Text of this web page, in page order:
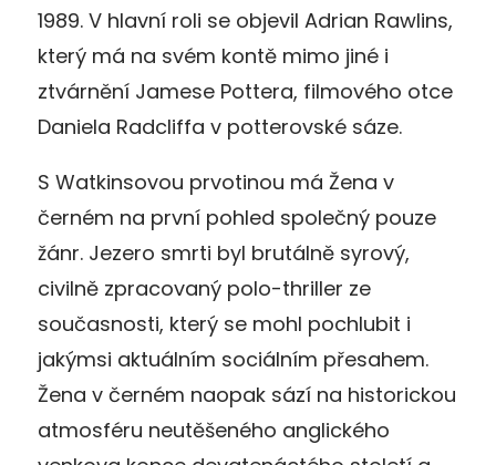
1989. V hlavní roli se objevil Adrian Rawlins,
který má na svém kontě mimo jiné i
ztvárnění Jamese Pottera, filmového otce
Daniela Radcliffa v potterovské sáze.
S Watkinsovou prvotinou má Žena v
černém na první pohled společný pouze
žánr. Jezero smrti byl brutálně syrový,
civilně zpracovaný polo-thriller ze
současnosti, který se mohl pochlubit i
jakýmsi aktuálním sociálním přesahem.
Žena v černém naopak sází na historickou
atmosféru neutěšeného anglického